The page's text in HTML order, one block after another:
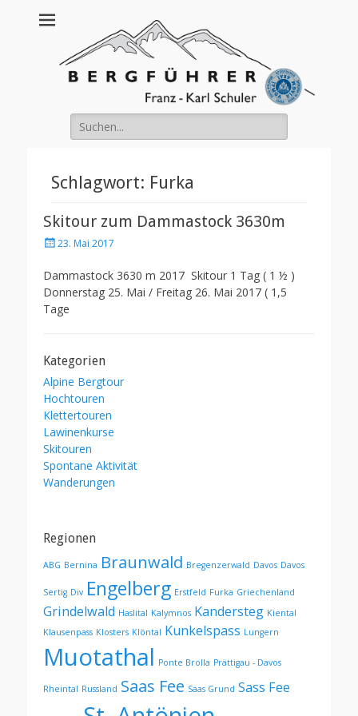
Franz Schuler
Suche
nach:
Schlagwort: Furka
Skitour zum Dammastock 3630m
Posted23. Mai 2017
Dammastock 3630 m 2017 Skitour 1 Tag ( 1 ½ )
Donnerstag 25. Mai / Freitag 26. Mai 2017 ( 1,5
Tage
Kategorien
Alpine Bergtour
Hochtouren
Klettertouren
Lawinenkurse
Skitouren
Spontane Aktivität
Wanderungen
Regionen
ABG Bernina Braunwald Bregenzerwald Davos Davos
Sertig Div Engelberg Erstfeld Furka Griechenland
Grindelwald Haslital Kalymnos Kandersteg Kiental
Klausenpass Klosters Klöntal Kunkelspass Lungern
Muotathal Ponte Brolla Prättigau - Davos
Rheintal Russland Saas Fee Saas Grund Sass Fee